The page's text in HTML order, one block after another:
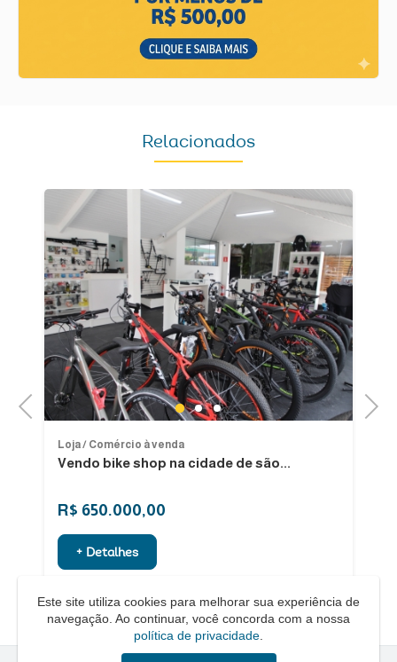
Relacionados
Previous 1 2 3
Loja / Comércio à venda
Vendo bike shop na cidade de são...
R$ 650.000,00
+ Detalhes
Next
Este site utiliza cookies para melhorar sua experiência de
navegação. Ao continuar, você concorda com a nossa
política de privacidade